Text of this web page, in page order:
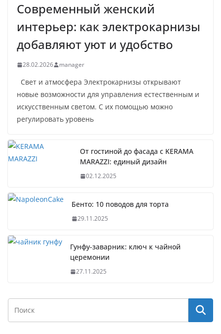
Современный женский
интерьер: как электрокарнизы
добавляют уют и удобство
28.02.2026 manager
Свет и атмосфера Электрокарнизы открывают
новые возможности для управления естественным и
искусственным светом. С их помощью можно
регулировать уровень
От гостиной до фасада с KERAMA
MARAZZI: единый дизайн
02.12.2025
Бенто: 10 поводов для торта
29.11.2025
Гунфу-заварник: ключ к чайной
церемонии
27.11.2025